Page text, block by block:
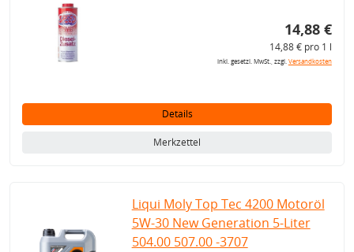
14,88 €
14,88 € pro 1 l
inkl. gesetzl. MwSt., zzgl.Versandkosten
Details
Merkzettel
Liqui Moly Top Tec 4200 Motoröl
5W-30 New Generation 5-Liter
504.00 507.00 -3707